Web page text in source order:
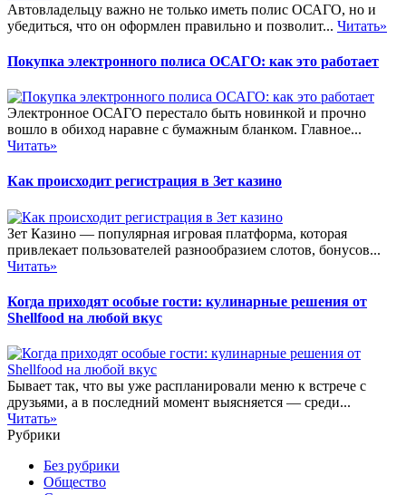
Автовладельцу важно не только иметь полис ОСАГО, но и
убедиться, что он оформлен правильно и позволит... Читать»
Покупка электронного полиса ОСАГО: как это работает
Электронное ОСАГО перестало быть новинкой и прочно
вошло в обиход наравне с бумажным бланком. Главное...
Читать»
Как происходит регистрация в Зет казино
Зет Казино — популярная игровая платформа, которая
привлекает пользователей разнообразием слотов, бонусов...
Читать»
Когда приходят особые гости: кулинарные решения от
Shellfood на любой вкус
Бывает так, что вы уже распланировали меню к встрече с
друзьями, а в последний момент выясняется — среди...
Читать»
Рубрики
Без рубрики
Общество